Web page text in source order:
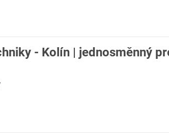
- Kolín | jednosměnný